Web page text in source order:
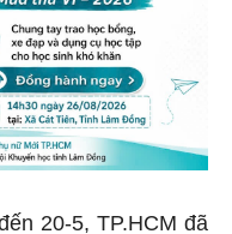
20-5, TP.HCM đã